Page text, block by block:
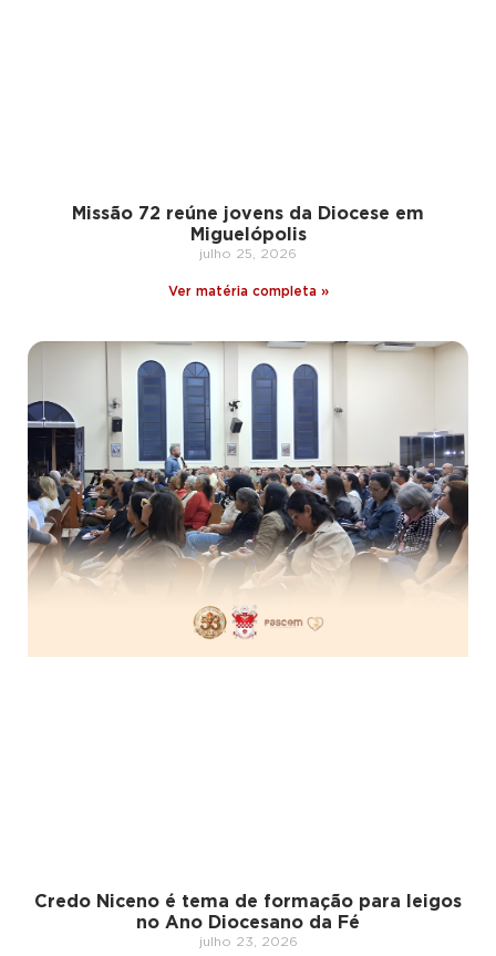
Missão 72 reúne jovens da Diocese em
Miguelópolis
julho 25, 2026
Ver matéria completa »
Credo Niceno é tema de formação para leigos
no Ano Diocesano da Fé
julho 23, 2026